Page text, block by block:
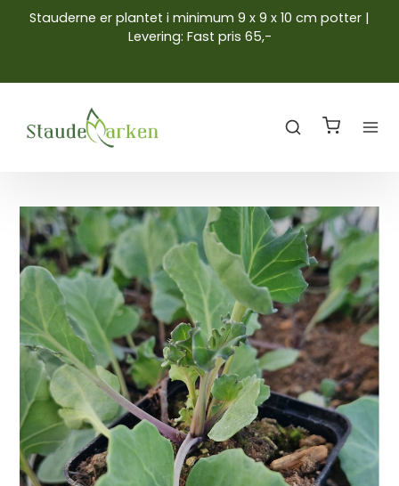
Stauderne er plantet i minimum 9 x 9 x 10 cm potter |
Levering: Fast pris 65,-